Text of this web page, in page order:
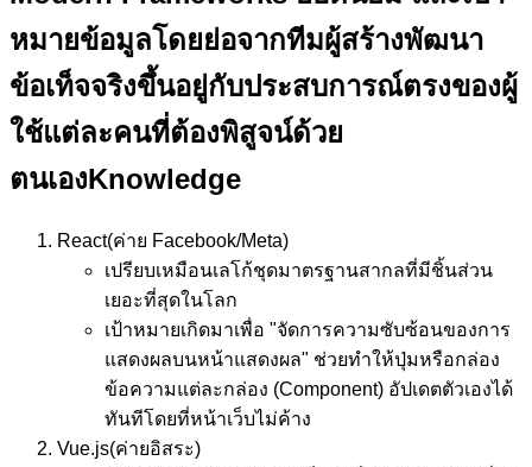
หมายข้อมูลโดยย่อจากทีมผู้สร้างพัฒนา
ข้อเท็จจริงขึ้นอยู่กับประสบการณ์ตรงของผู้
ใช้แต่ละคนที่ต้องพิสูจน์ด้วย
ตนเองKnowledge
React(ค่าย Facebook/Meta)
เปรียบเหมือนเลโก้ชุดมาตรฐานสากลที่มีชิ้นส่วน
เยอะที่สุดในโลก
เป้าหมายเกิดมาเพื่อ "จัดการความซับซ้อนของการ
แสดงผลบนหน้าแสดงผล" ช่วยทำให้ปุ่มหรือกล่อง
ข้อความแต่ละกล่อง (Component) อัปเดตตัวเองได้
ทันทีโดยที่หน้าเว็บไม่ค้าง
Vue.js(ค่ายอิสระ)